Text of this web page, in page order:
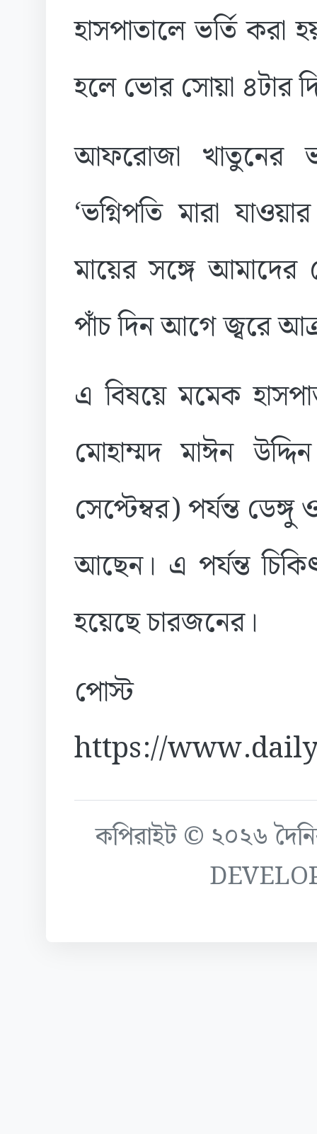
হাসপাতালে ভর্তি
হলে ভোর সোয়া ৪টার
আফরোজা খাতুনের
‌‘ভগ্নিপতি মারা
মায়ের সঙ্গে আমাদের
পাঁচ দিন আগে জ্বরে
এ বিষয়ে মমেক
মোহাম্মদ মাঈন
সেপ্টেম্বর) পর্যন্ত
আছেন। এ পর্যন্ত
হয়েছে চারজনের।
https://
কপিরাইট © ২০২৬